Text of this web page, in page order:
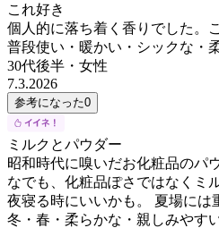
これ好き
個人的に落ち着く香りでした。
普段使い・暖かい・シックな・
30代後半 ・ 女性
7.3.2026
参考になった0
ミルクとパウダー
昭和時代に嗅いだお化粧品のパ
なでも、化粧品ぽさではなくミ
夜寝る時にいいかも。 夏場には
冬・春・柔らかな・親しみやす